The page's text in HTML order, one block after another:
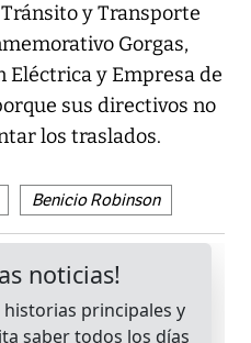
y Transporte
Gorgas,
Eléctrica y Empresa de
sus directivos no
los traslados.
Benicio Robinson